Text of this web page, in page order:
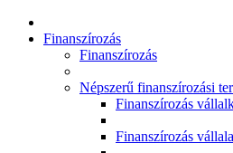
Finanszírozás
Finanszírozás
Népszerű finanszírozási
Finanszírozás
Finanszírozás